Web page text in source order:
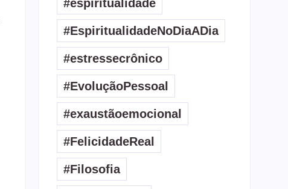
#espiritualidade
#EspiritualidadeNoDiaADia
#estressecrônico
#EvoluçãoPessoal
#exaustãoemocional
#FelicidadeReal
#Filosofia